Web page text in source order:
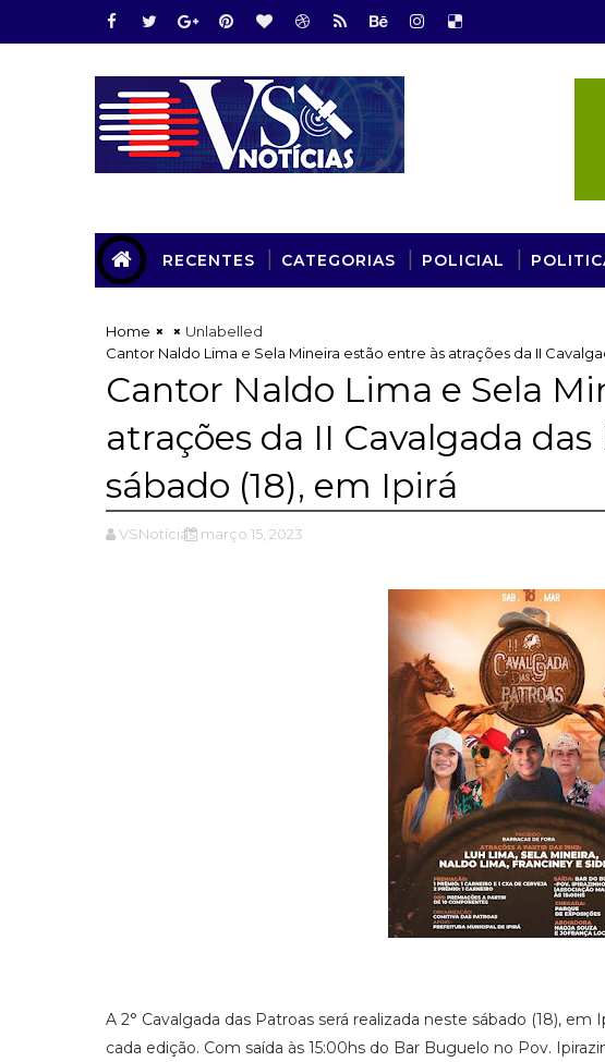
RECENTES CATEGORIAS POLICIAL
Home
Unlabelled
Cantor Naldo Lima e Sela Mineira estão entre às atrações da II
Cantor Naldo Lima e Sela
atrações da II Cavalgada
sábado (18), em Ipirá
VSNotícias março 15, 2023
A 2° Cavalgada das Patroas será realizada neste sábado (18),
cada edição. Com saída às 15:00hs do Bar Buguelo no Pov.